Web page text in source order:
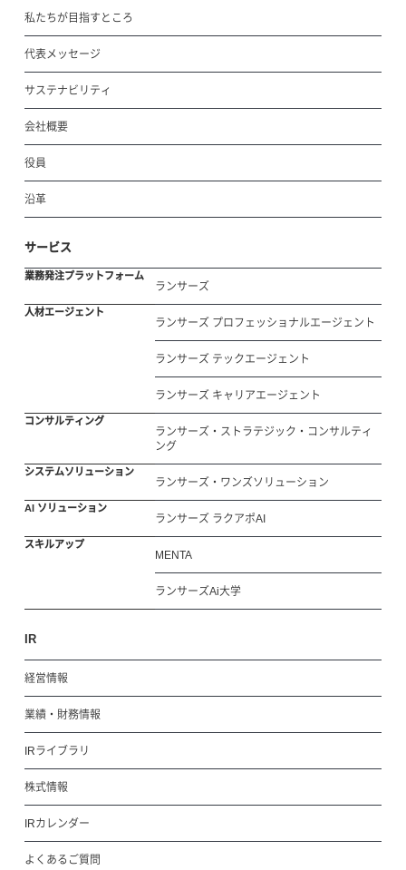
私たちが目指すところ
代表メッセージ
サステナビリティ
会社概要
役員
沿革
サービス
業務発注プラットフォーム
ランサーズ
人材エージェント
ランサーズ プロフェッショナルエージェント
ランサーズ テックエージェント
ランサーズ キャリアエージェント
コンサルティング
ランサーズ・ストラテジック・コンサルティ
ング
システムソリューション
ランサーズ・ワンズソリューション
AI ソリューション
ランサーズ ラクアポAI
スキルアップ
MENTA
ランサーズAi大学
IR
経営情報
業績・財務情報
IRライブラリ
株式情報
IRカレンダー
よくあるご質問